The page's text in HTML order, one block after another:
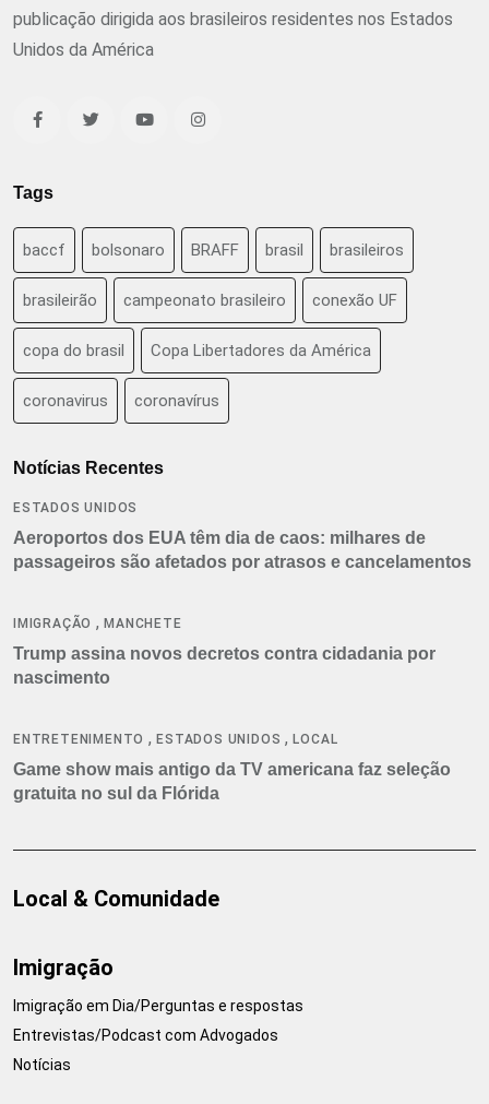
publicação dirigida aos brasileiros residentes nos Estados
Unidos da América
Tags
baccf bolsonaro BRAFF brasil brasileiros
brasileirão campeonato brasileiro conexão UF
copa do brasil Copa Libertadores da América
coronavirus coronavírus
Notícias Recentes
ESTADOS UNIDOS
Aeroportos dos EUA têm dia de caos: milhares de
passageiros são afetados por atrasos e cancelamentos
IMIGRAÇÃO ,MANCHETE
Trump assina novos decretos contra cidadania por
nascimento
ENTRETENIMENTO ,ESTADOS UNIDOS ,LOCAL
Game show mais antigo da TV americana faz seleção
gratuita no sul da Flórida
Local & Comunidade
Imigração
Imigração em Dia/Perguntas e respostas
Entrevistas/Podcast com Advogados
Notícias